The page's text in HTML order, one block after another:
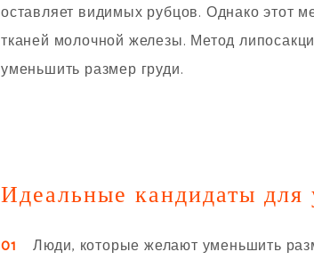
оставляет видимых рубцов. Однако этот
тканей молочной железы. Метод
уменьшить размер груди.
Идеальные кандидаты для
01 Люди, которые желают уменьшить